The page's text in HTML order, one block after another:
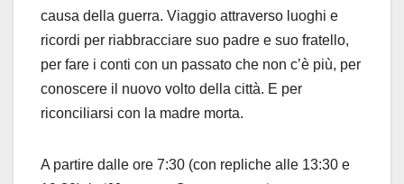
causa della guerra. Viaggio attraverso luoghi e
ricordi per riabbracciare suo padre e suo fratello,
per fare i conti con un passato che non c’è più, per
conoscere il nuovo volto della città. E per
riconciliarsi con la madre morta.
A partire dalle ore 7:30 (con repliche alle 13:30 e